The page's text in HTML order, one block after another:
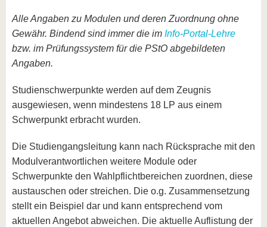
Alle Angaben zu Modulen und deren Zuordnung ohne
Gewähr. Bindend sind immer die im Info-Portal-Lehre
bzw. im Prüfungssystem für die PStO abgebildeten
Angaben.
Studienschwerpunkte werden auf dem Zeugnis
ausgewiesen, wenn mindestens 18 LP aus einem
Schwerpunkt erbracht wurden.
Die Studiengangsleitung kann nach Rücksprache mit den
Modulverantwortlichen weitere Module oder
Schwerpunkte den Wahlpflichtbereichen zuordnen, diese
austauschen oder streichen. Die o.g. Zusammensetzung
stellt ein Beispiel dar und kann entsprechend vom
aktuellen Angebot abweichen. Die aktuelle Auflistung der